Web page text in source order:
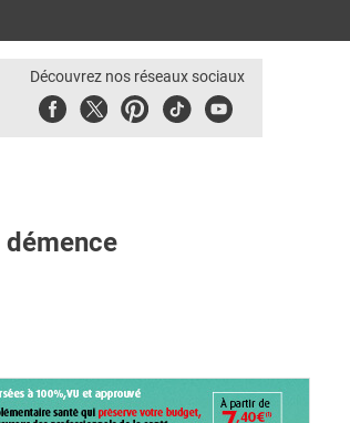
Découvrez nos réseaux sociaux
FacebookTwitterPinterest
TiktokYoubute
démence